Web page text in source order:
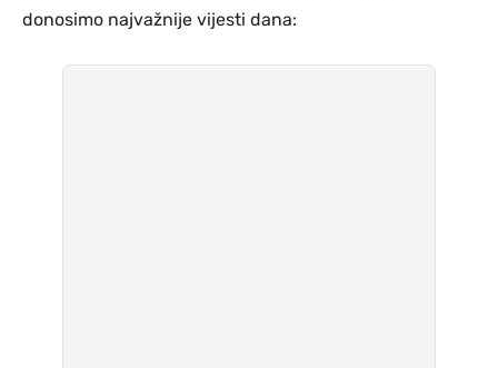
donosimo najvažnije vijesti dana: